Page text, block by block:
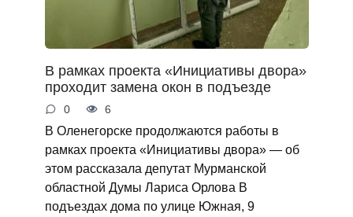
В рамках проекта «Инициативы двора»
проходит замена окон в подъезде
0 6
В Оленегорске продолжаются работы в
рамках проекта «Инициативы двора» — об
этом рассказала депутат Мурманской
областной Думы Лариса Орлова В
подъездах дома по улице Южная, 9